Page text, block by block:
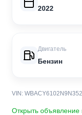
2022
Двигатель
Бензин
VIN:
Открыть объявление